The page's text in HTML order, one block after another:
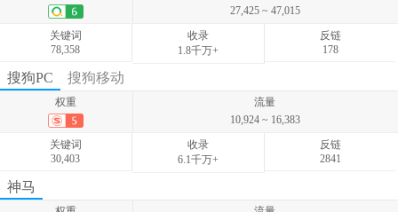
关键词
8,074
27,425 ~ 47,015
关键词
78,358
收录
1.8千万+
反链
178
权重
关键词
58,282
搜狗PC 搜狗移动
权重
流量
10,924 ~ 16,383
关键词
30,403
收录
6.1千万+
反链
2841
神马